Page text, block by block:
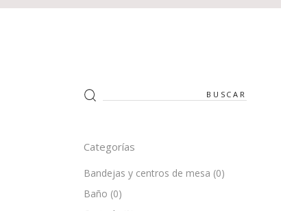
Search
for:
Categorías
Bandejas y centros de mesa (0)
Baño (0)